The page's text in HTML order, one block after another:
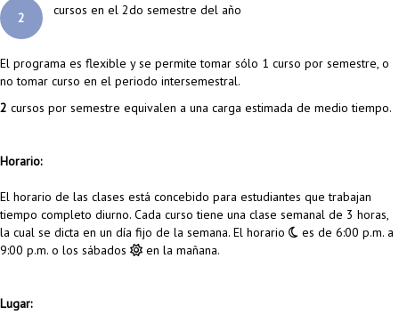
2 cursos en el 2do semestre del año
El programa es flexible y se permite tomar sólo 1 curso por semestre, o
no tomar curso en el periodo intersemestral.
2 cursos por semestre equivalen a una carga estimada de medio tiempo.
Horario:
El horario de las clases está concebido para estudiantes que trabajan
tiempo completo diurno. Cada curso tiene una clase semanal de 3 horas,
la cual se dicta en un día fijo de la semana. El horario
es de 6:00 p.m. a
9:00 p.m. o los sábados
en la mañana.
Lugar: